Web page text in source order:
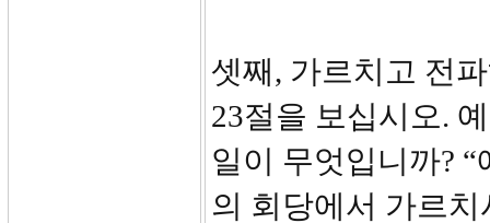
셋째, 가르치고 전
23절을 보십시오.
일이 무엇입니까?
의 회당에서 가르